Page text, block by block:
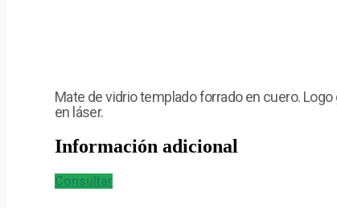
Mate de vidrio templado forrado en cuero. Logo
en láser.
Información adicional
Consultar